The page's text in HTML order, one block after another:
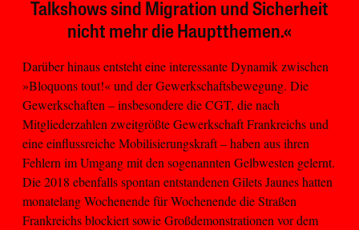
Talkshows sind Migration und Sicherheit
nicht mehr die Hauptthemen.«
Darüber hinaus entsteht eine interessante Dynamik zwischen
»Bloquons tout!« und der Gewerkschaftsbewegung. Die
Gewerkschaften – insbesondere die CGT, die nach
Mitgliederzahlen zweitgrößte Gewerkschaft Frankreichs und
eine einflussreiche Mobilisierungskraft – haben aus ihren
Fehlern im Umgang mit den sogenannten Gelbwesten gelernt.
Die 2018 ebenfalls spontan entstandenen Gilets Jaunes hatten
monatelang Wochenende für Wochenende die Straßen
Frankreichs blockiert sowie Großdemonstrationen vor dem